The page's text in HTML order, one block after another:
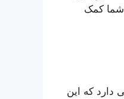
شما کمک
دارد که این